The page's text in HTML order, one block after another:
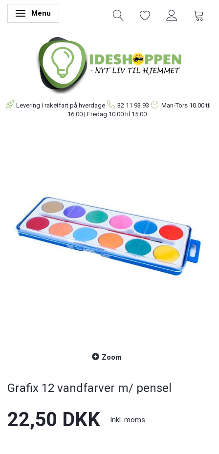
Skifte navigation
Menu
Levering i raketfart på hverdage 32 11 93 93 Man-Tors 10.00 til
16.00 | Fredag 10.00 til 15.00
Zoom
Grafix 12 vandfarver m/ pensel
22,50 DKK Inkl. moms